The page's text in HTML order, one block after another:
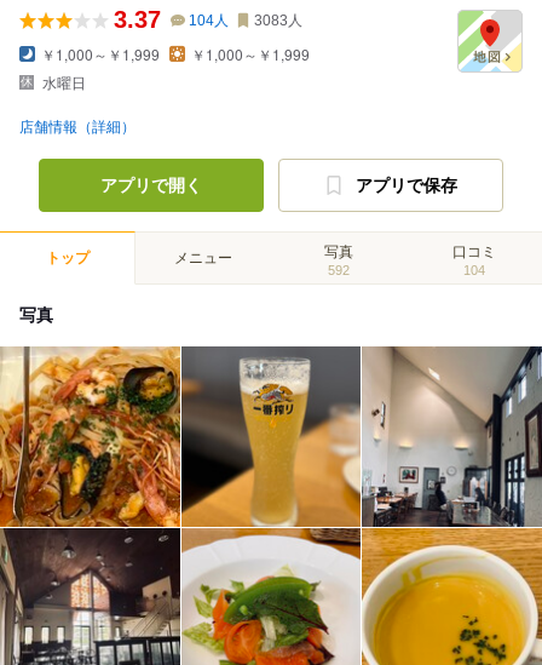
3.37 104人 3083 人
￥1,000～￥1,999
￥1,000～￥1,999
水曜日
店舗情報（詳細）
アプリで開く アプリで保存
トップ メニュー 写真
592
口コミ
104
写真